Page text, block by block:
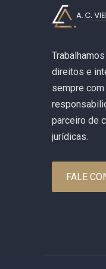
direitos e
sempre
parceiro de
jurídicas.
FALE